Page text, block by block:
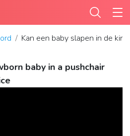
Kan een baby slapen in de
baby in a pushchair